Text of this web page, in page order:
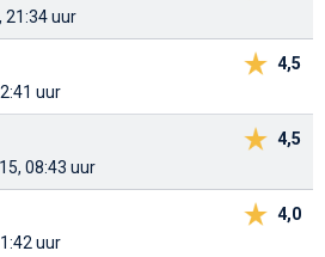
21:34 uur
4,5
uur
4,5
08:43 uur
4,0
uur